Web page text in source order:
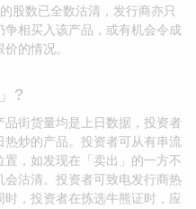
股数已全数沽清，发行商亦只
相买入该产品，或有机会令成
的情况。
?
街货量均是上日数据，投资者
炒的产品。投资者可从有串流
，如发现在「卖出」的一方不
沽清。投资者可致电发行商热
，投资者在拣选牛熊证时，应